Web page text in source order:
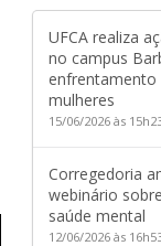
UFCA realiza
no campus
enfrentamento
mulheres
15/06/2026 às
Corregedoria
webinário
saúde mental
12/06/2026 às